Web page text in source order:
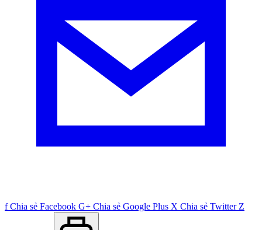
fChia sẻ Facebook G+ Chia sẻ Google Plus X Chia sẻ Twitter Z